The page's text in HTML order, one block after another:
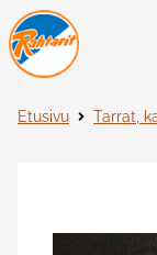
Siirry sivun
Etusivu Tarrat,